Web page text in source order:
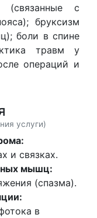
(связанные с
бруксизм
боли в спине
травм у
операций и
услуги)
и связках.
мышц:
(спазма).
в